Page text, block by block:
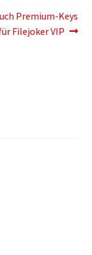
Premium-Keys
Filejoker VIP